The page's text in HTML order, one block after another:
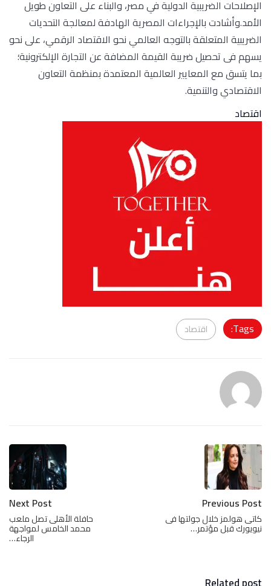
الإصلاحات الضريبية الدولية في مصر، والبناء على التعاون طويل
الأمد.وأشادت بالإجراءات المصرية الهادفة لمعالجة التحديات
الضريبية المتعلقة بالتوجه العالمي نحو الاقتصاد الرقمي، على نحو
يسهم فى تحصيل ضريبة القيمة المضافة عن التجارة الإلكترونية؛
بما يتسق مع المعايير العالمية المعتمدة بمنظمة التعاون
الاقتصادي والتنمية.
اقتصاد
Tags: اقتصاد
Previous Post
كاتى هولمز خلال جولتها فى
نيويورك قبل مؤتمر…
Next Post
حافلة الأهلى تصل ملعب
محمد الخامس لمواجهة
الرجاء…